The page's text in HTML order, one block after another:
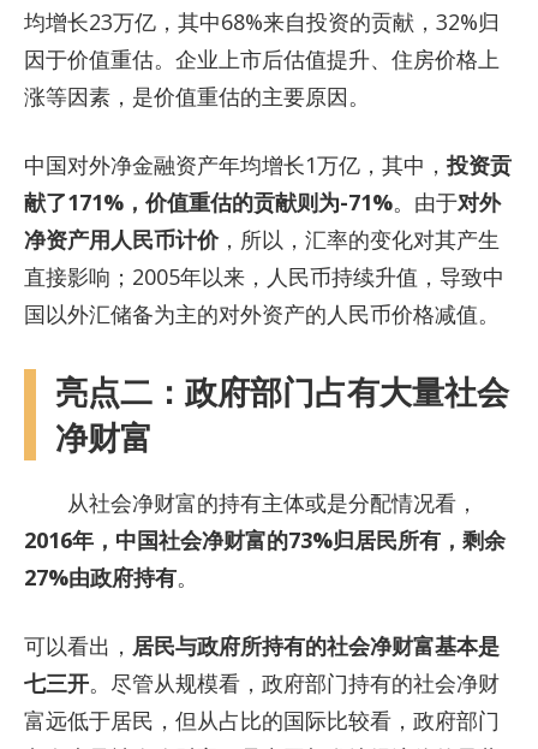
均增长23万亿，其中68%来自投资的贡献，32%归
因于价值重估。企业上市后估值提升、住房价格上
涨等因素，是价值重估的主要原因。
中国对外净金融资产年均增长1万亿，其中，投资贡
献了171%，价值重估的贡献则为-71%。由于对外
净资产用人民币计价，所以，汇率的变化对其产生
直接影响；2005年以来，人民币持续升值，导致中
国以外汇储备为主的对外资产的人民币价格减值。
亮点二：政府部门占有大量社会
净财富
从社会净财富的持有主体或是分配情况看，
2016年，中国社会净财富的73%归居民所有，剩余
27%由政府持有。
可以看出， 居民与政府所持有的社会净财富基本是
七三开。尽管从规模看，政府部门持有的社会净财
富远低于居民，但从占比的国际比较看，政府部门